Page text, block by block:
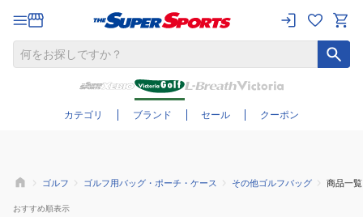
カテゴリ ブランド セール クーポン
さらに絞り込む
ゴルフ ゴルフ用バッグ・ポーチ・ケース その他ゴルフバッグ 商品一覧
おすすめ順表示